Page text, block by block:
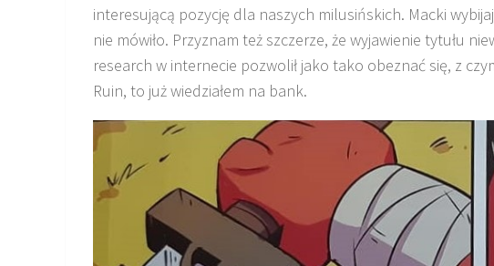
interesującą pozycję dla naszych milusińskich. Macki
nie mówiło. Przyznam też szczerze, że wyjawienie tytułu
research w internecie pozwolił jako tako obeznać się, z
Ruin, to już wiedziałem na bank.